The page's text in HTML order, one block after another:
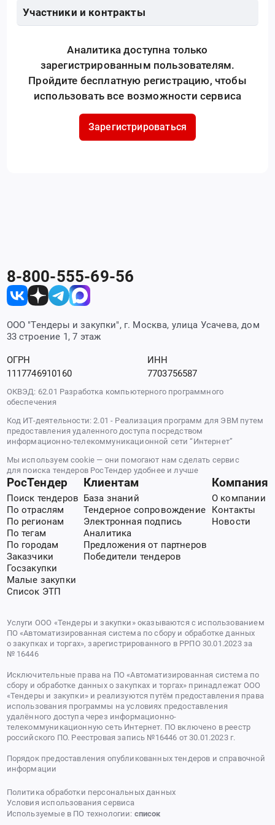
Участники и контракты
Аналитика доступна только
зарегистрированным пользователям.
Пройдите бесплатную регистрацию, чтобы
использовать все возможности сервиса
Зарегистрироваться
8-800-555-69-56
ООО "Тендеры и закупки", г. Москва, улица Усачева, дом
33 строение 1, 7 этаж
ОГРН
1117746910160
ИНН
7703756587
ОКВЭД: 62.01 Разработка компьютерного программного
обеспечения
Код ИТ-деятельности: 2.01 - Реализация программ для ЭВМ путем
предоставления удаленного доступа посредством
информационно-телекоммуникационной сети “Интернет”
Мы используем cookie — они помогают нам сделать сервис
для поиска тендеров РосТендер удобнее и лучше
РосТендер
Поиск тендеров
По отраслям
По регионам
По тегам
По городам
Заказчики
Госзакупки
Малые закупки
Список ЭТП
Клиентам
База знаний
Тендерное сопровождение
Электронная подпись
Аналитика
Предложения от партнеров
Победители тендеров
Компания
О компании
Контакты
Новости
Услуги ООО «Тендеры и закупки» оказываются с использованием
ПО «Автоматизированная система по сбору и обработке данных
о закупках и торгах», зарегистрированного в РРПО 30.01.2023 за
№ 16446
Исключительные права на ПО «Автоматизированная система по
сбору и обработке данных о закупках и торгах» принадлежат ООО
«Тендеры и закупки» и реализуются путём предоставления права
использования программы на условиях предоставления
удалённого доступа через информационно-
телекоммуникационную сеть Интернет. ПО включено в реестр
российского ПО. Реестровая запись №16446 от 30.01.2023 г.
Порядок предоставления опубликованных тендеров и справочной
информации
Политика обработки персональных данных
Условия использования сервиса
Используемые в ПО технологии: список